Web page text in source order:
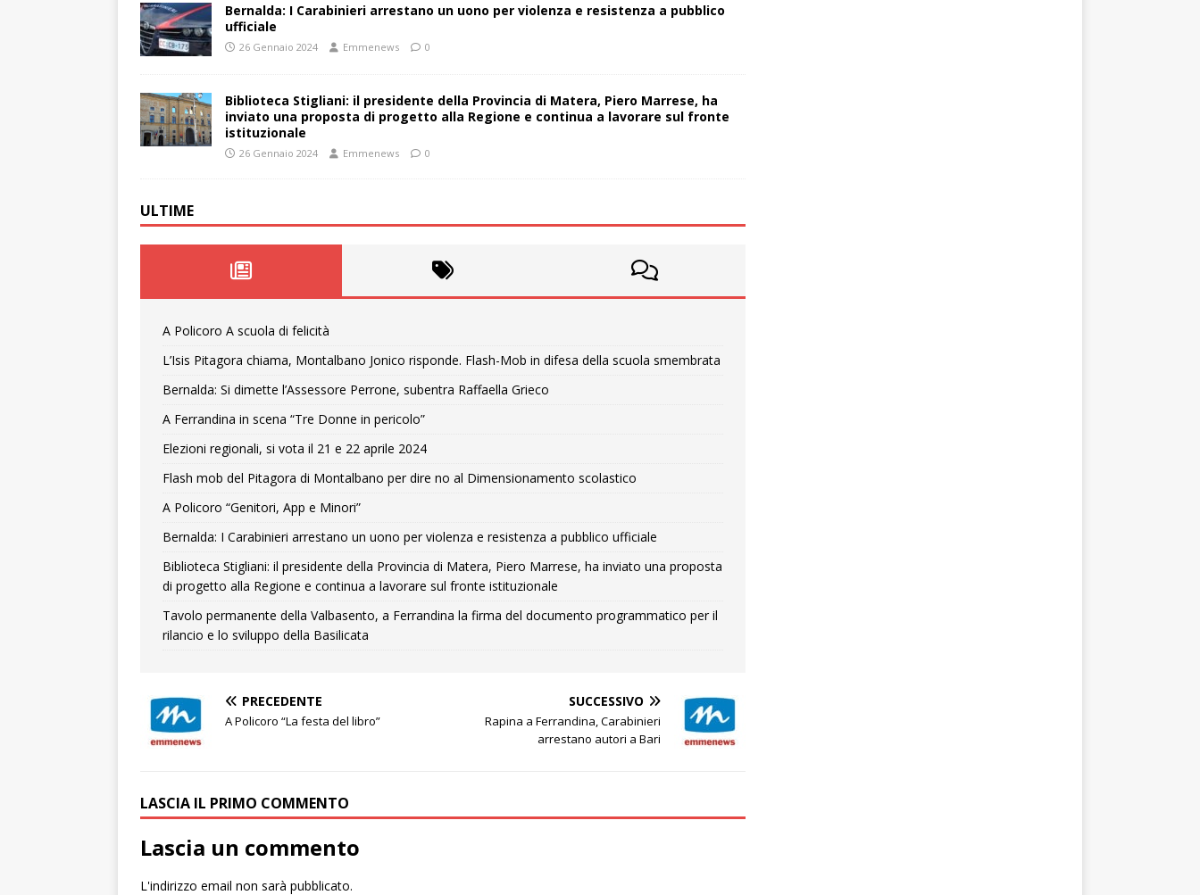
Bernalda: I Carabinieri arrestano un uono per violenza e resistenza a pubblico
ufficiale
26 Gennaio 2024 Emmenews 0
Biblioteca Stigliani: il presidente della Provincia di Matera, Piero Marrese, ha
inviato una proposta di progetto alla Regione e continua a lavorare sul fronte
istituzionale
26 Gennaio 2024 Emmenews 0
ULTIME
A Policoro A scuola di felicità
L’Isis Pitagora chiama, Montalbano Jonico risponde. Flash-Mob in difesa della scuola smembrata
Bernalda: Si dimette l’Assessore Perrone, subentra Raffaella Grieco
A Ferrandina in scena “Tre Donne in pericolo”
Elezioni regionali, si vota il 21 e 22 aprile 2024
Flash mob del Pitagora di Montalbano per dire no al Dimensionamento scolastico
A Policoro “Genitori, App e Minori”
Bernalda: I Carabinieri arrestano un uono per violenza e resistenza a pubblico ufficiale
Biblioteca Stigliani: il presidente della Provincia di Matera, Piero Marrese, ha inviato una proposta
di progetto alla Regione e continua a lavorare sul fronte istituzionale
Tavolo permanente della Valbasento, a Ferrandina la firma del documento programmatico per il
rilancio e lo sviluppo della Basilicata
PRECEDENTE
A Policoro “La festa del libro”
SUCCESSIVO
Rapina a Ferrandina, Carabinieri
arrestano autori a Bari
LASCIA IL PRIMO COMMENTO
Lascia un commento
L'indirizzo email non sarà pubblicato.